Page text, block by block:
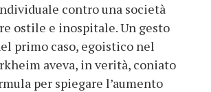
contro una società
ostile e inospitale. Un gesto
primo caso, egoistico nel
aveva, in verità, coniato
per spiegare l’aumento